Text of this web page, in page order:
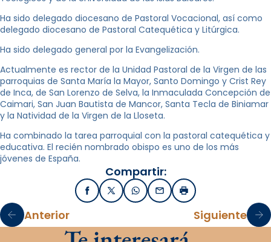
Ha sido delegado diocesano de Pastoral Vocacional, así como
delegado diocesano de Pastoral Catequética y Litúrgica.
Ha sido delegado general por la Evangelización.
Actualmente es rector de la Unidad Pastoral de la Virgen de las
parroquias de Santa María la Mayor, Santo Domingo y Crist Rey
de Inca, de San Lorenzo de Selva, la Inmaculada Concepción de
Caimari, San Juan Bautista de Mancor, Santa Tecla de Biniamar
y la Natividad de la Virgen de la Lloseta.
Ha combinado la tarea parroquial con la pastoral catequética y
educativa. El recién nombrado obispo es uno de los más
jóvenes de España.
Compartir:
FacebookX / TwitterWhatsApp
EmailImprimir
Anterior Siguiente